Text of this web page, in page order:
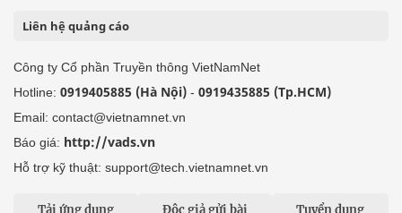
Liên hệ quảng cáo
Công ty Cổ phần Truyền thông VietNamNet
Hotline: 0919405885 (Hà Nội) - 0919435885 (Tp.HCM)
Email: contact@vietnamnet.vn
Báo giá: http://vads.vn
Hỗ trợ kỹ thuật: support@tech.vietnamnet.vn
Tải ứng dụng Độc giả gửi bài Tuyển dụng